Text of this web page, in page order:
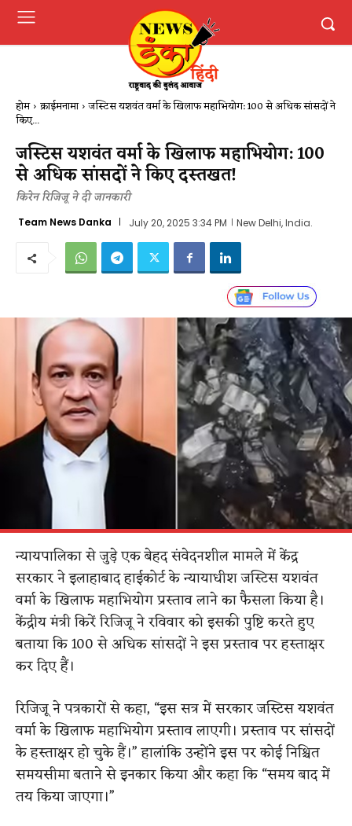
होम क्राईमनामा जस्टिस यशवंत वर्मा के खिलाफ महाभियोग: 100 से अधिक सांसदों ने
किए...
जस्टिस यशवंत वर्मा के खिलाफ महाभियोग: 100
से अधिक सांसदों ने किए दस्तखत!
किरेन रिजिजू ने दी जानकारी
Team News Danka July 20, 2025 3:34 PM New Delhi, India.
न्यायपालिका से जुड़े एक बेहद संवेदनशील मामले में केंद्र
सरकार ने इलाहाबाद हाईकोर्ट के न्यायाधीश जस्टिस यशवंत
वर्मा के खिलाफ महाभियोग प्रस्ताव लाने का फैसला किया है।
केंद्रीय मंत्री किरें रिजिजू ने रविवार को इसकी पुष्टि करते हुए
बताया कि 100 से अधिक सांसदों ने इस प्रस्ताव पर हस्ताक्षर
कर दिए हैं।
रिजिजू ने पत्रकारों से कहा, “इस सत्र में सरकार जस्टिस यशवंत
वर्मा के खिलाफ महाभियोग प्रस्ताव लाएगी। प्रस्ताव पर सांसदों
के हस्ताक्षर हो चुके हैं।” हालांकि उन्होंने इस पर कोई निश्चित
समयसीमा बताने से इनकार किया और कहा कि “समय बाद में
तय किया जाएगा।”